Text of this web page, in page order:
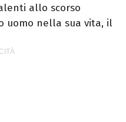
allo scorso
uomo nella sua vita, il